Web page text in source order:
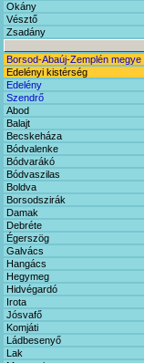
Okány
Vésztő
Zsadány
Borsod-Abaúj-Zemplén megye
Edelényi kistérség
Edelény
Szendrő
Abod
Balajt
Becskeháza
Bódvalenke
Bódvarákó
Bódvaszilas
Boldva
Borsodszirák
Damak
Debréte
Égerszög
Galvács
Hangács
Hegymeg
Hidvégardó
Irota
Jósvafő
Komjáti
Ládbesenyő
Lak